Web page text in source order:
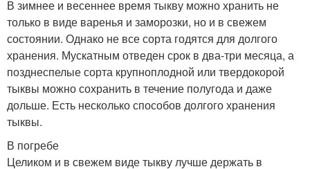
В зимнее и весеннее время тыкву можно хранить не
только в виде варенья и заморозки, но и в свежем
состоянии. Однако не все сорта годятся для долгого
хранения. Мускатным отведен срок в два-три месяца, а
позднеспелые сорта крупноплодной или твердокорой
тыквы можно сохранить в течение полугода и даже
дольше. Есть несколько способов долгого хранения
тыквы.
В погребе
Целиком и в свежем виде тыкву лучше держать в